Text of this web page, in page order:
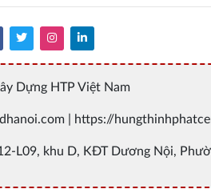
Dựng HTP Việt Nam
| https://
L09, khu D, KĐT Dương Nội,